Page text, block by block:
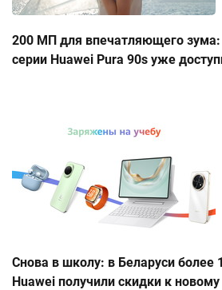
200 МП для впечатляющего
серии Huawei Pura 90s уже
Снова в школу: в Беларуси более
Huawei получили скидки к